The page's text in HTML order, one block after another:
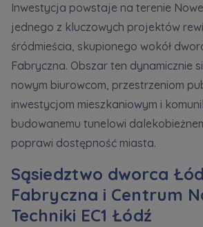
Inwestycja powstaje na terenie
jednego z kluczowych projektów
śródmieścia, skupionego wokół
Fabryczna. Obszar ten dynamicznie
nowym biurowcom, przestrzeniom
inwestycjom mieszkaniowym i
budowanemu tunelowi
poprawi dostępność miasta.
Sąsiedztwo dworca
Fabryczna i Centrum
Techniki EC1 Łódź